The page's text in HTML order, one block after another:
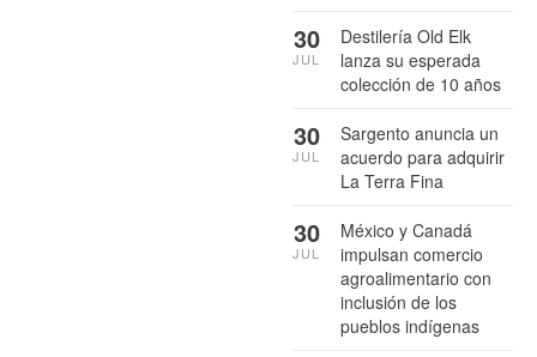
Destilería Old Elk
lanza su esperada
colección de 10 años
30
JUL
Sargento anuncia un
acuerdo para adquirir
La Terra Fina
30
JUL
México y Canadá
impulsan comercio
agroalimentario con
inclusión de los
pueblos indígenas
30
JUL